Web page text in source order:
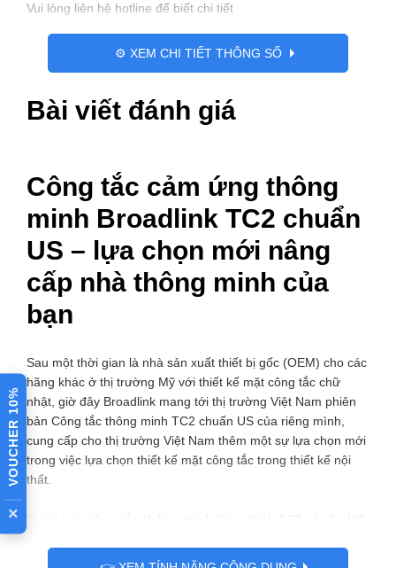
Bài viết đánh giá
Công tắc cảm ứng thông
minh Broadlink TC2 chuẩn
US – lựa chọn mới nâng
cấp nhà thông minh của
bạn
Sau một thời gian là nhà sản xuất thiết bị gốc (OEM) cho các
hãng khác ở thị trường Mỹ với thiết kế mặt công tắc chữ
nhật, giờ đây Broadlink mang tới thị trường Việt Nam phiên
bản Công tắc thông minh TC2 chuẩn US của riêng mình,
cung cấp cho thị trường Việt Nam thêm một sự lựa chọn mới
trong việc lựa chọn thiết kế mặt công tắc trong thiết kế nội
thất.
ứng điều khiển từ xa Broadlink TC2” Broadlink TC2 chuẩn
Vui lòng liên hệ hotline để biết chi tiết
⚙️ XEM CHI TIẾT THÔNG SỐ
VOUCHER 10%
×